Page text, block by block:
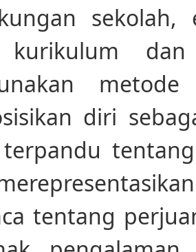
sekolah,
kurikulum
diri
tentang